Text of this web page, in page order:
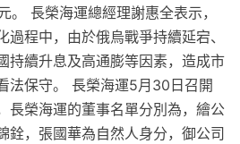
。 長榮海運總經理謝惠全表示，
程中，由於俄烏戰爭持續延宕、
持續升息及高通膨等因素，造成市
法保守。 長榮海運5月30日召開
長榮海運的董事名單分別為，繪公
銓，張國華為自然人身分，御公司